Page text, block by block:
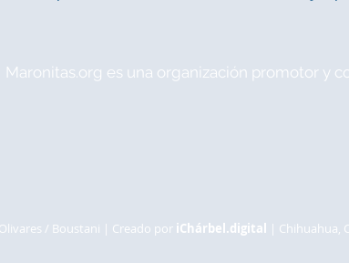
Maronitas.org es una organización promotor y
/ Boustani | Creado por iChárbel.digital | Chihuahua,